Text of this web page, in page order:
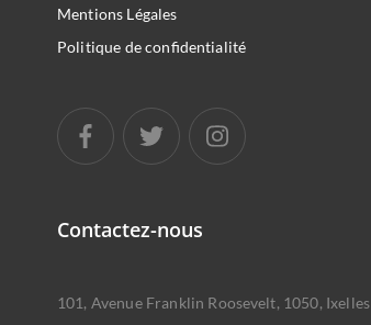
Mentions Légales
Politique de confidentialité
Contactez-nous
101, Avenue Franklin Roosevelt, 1050, Ixelles